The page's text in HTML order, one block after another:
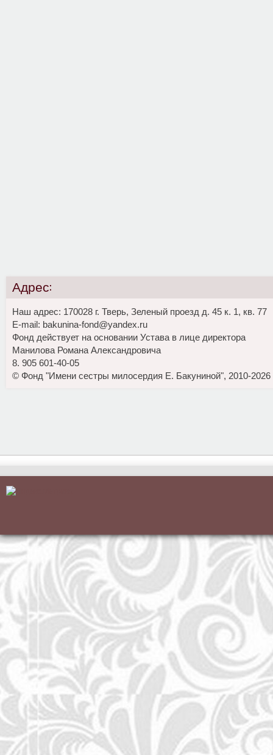
Адрес:
Наш адрес: 170028 г. Тверь, Зеленый проезд д. 45 к. 1, кв. 77
E-mail: bakunina-fond@yandex.ru
Фонд действует на основании Устава в лице директора
Манилова Романа Александровича
8. 905 601-40-05
© Фонд "Имени сестры милосердия Е. Бакуниной", 2010-2026